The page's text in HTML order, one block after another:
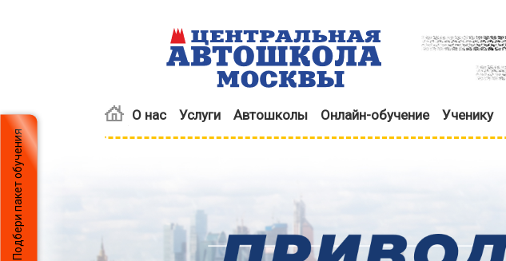
О нас Услуги Автошколы Онлайн-обучение Ученику
Подбери пакет обучения